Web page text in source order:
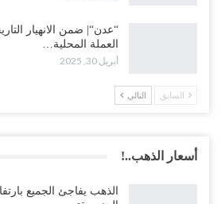
“عدن“| ضمن الانهيار
العملة المحلية…
أبريل 30, 2025
السابق التالي
أسعار الذهب..!
الذهب يفاجئ الجميع